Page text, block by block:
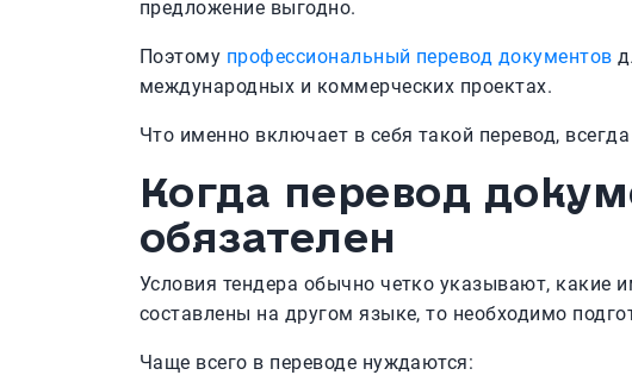
предложение выгодно.
Поэтому профессиональный перевод документов
международных и коммерческих проектах.
Что именно включает в себя такой перевод,
Когда перевод
обязателен
Условия тендера обычно четко указывают,
составлены на другом языке, то необходимо
Чаще всего в переводе нуждаются: